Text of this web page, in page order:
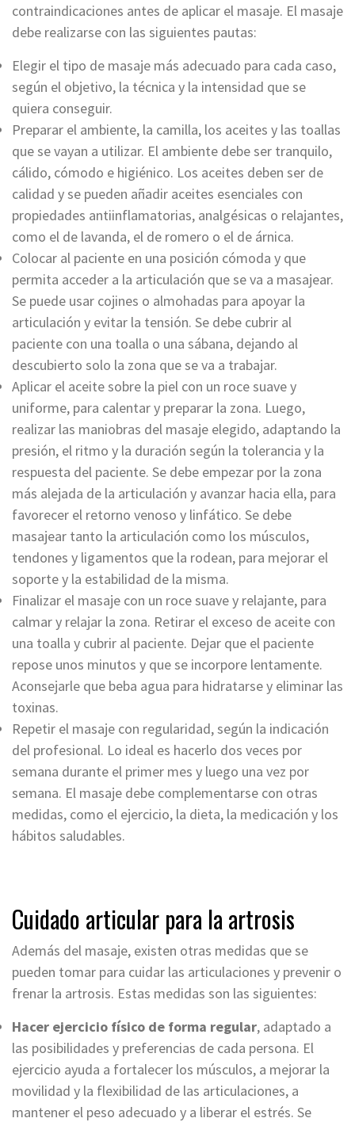
contraindicaciones antes de aplicar el masaje. El masaje
debe realizarse con las siguientes pautas:
Elegir el tipo de masaje más adecuado para cada caso,
según el objetivo, la técnica y la intensidad que se
quiera conseguir.
Preparar el ambiente, la camilla, los aceites y las toallas
que se vayan a utilizar. El ambiente debe ser tranquilo,
cálido, cómodo e higiénico. Los aceites deben ser de
calidad y se pueden añadir aceites esenciales con
propiedades antiinflamatorias, analgésicas o relajantes,
como el de lavanda, el de romero o el de árnica.
Colocar al paciente en una posición cómoda y que
permita acceder a la articulación que se va a masajear.
Se puede usar cojines o almohadas para apoyar la
articulación y evitar la tensión. Se debe cubrir al
paciente con una toalla o una sábana, dejando al
descubierto solo la zona que se va a trabajar.
Aplicar el aceite sobre la piel con un roce suave y
uniforme, para calentar y preparar la zona. Luego,
realizar las maniobras del masaje elegido, adaptando la
presión, el ritmo y la duración según la tolerancia y la
respuesta del paciente. Se debe empezar por la zona
más alejada de la articulación y avanzar hacia ella, para
favorecer el retorno venoso y linfático. Se debe
masajear tanto la articulación como los músculos,
tendones y ligamentos que la rodean, para mejorar el
soporte y la estabilidad de la misma.
Finalizar el masaje con un roce suave y relajante, para
calmar y relajar la zona. Retirar el exceso de aceite con
una toalla y cubrir al paciente. Dejar que el paciente
repose unos minutos y que se incorpore lentamente.
Aconsejarle que beba agua para hidratarse y eliminar las
toxinas.
Repetir el masaje con regularidad, según la indicación
del profesional. Lo ideal es hacerlo dos veces por
semana durante el primer mes y luego una vez por
semana. El masaje debe complementarse con otras
medidas, como el ejercicio, la dieta, la medicación y los
hábitos saludables.
Cuidado articular para la artrosis
Además del masaje, existen otras medidas que se
pueden tomar para cuidar las articulaciones y prevenir o
frenar la artrosis. Estas medidas son las siguientes:
Hacer ejercicio físico de forma regular, adaptado a
las posibilidades y preferencias de cada persona. El
ejercicio ayuda a fortalecer los músculos, a mejorar la
movilidad y la flexibilidad de las articulaciones, a
mantener el peso adecuado y a liberar el estrés. Se